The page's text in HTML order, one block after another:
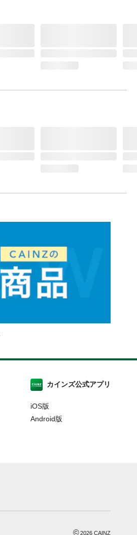
カインズ公式アプリ
iOS版
Android版
©2026 CAINZ